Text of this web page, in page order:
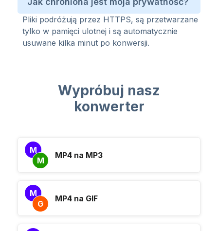
Pliki podróżują przez HTTPS, są przetwarzane
tylko w pamięci ulotnej i są automatycznie
usuwane kilka minut po konwersji.
Wypróbuj nasz
konwerter
M
M
MP4 na MP3
M
G
MP4 na GIF